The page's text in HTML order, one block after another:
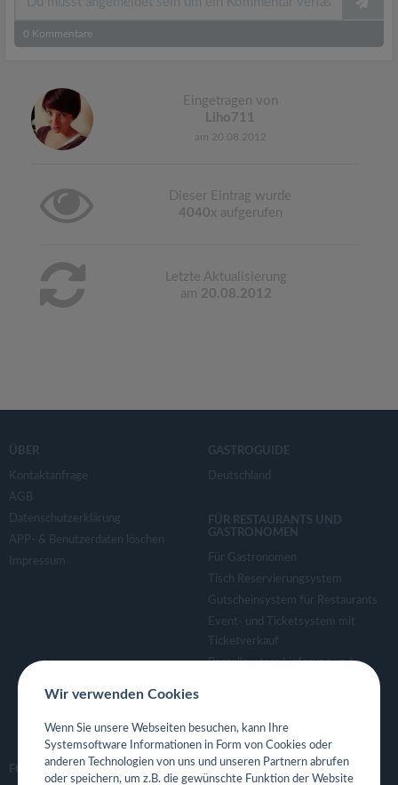
0 Kommentare
Eingetragen von
Liho711
am 20.08.2012
Dieser Eintrag wurde
4040x aufgerufen
Letzte Aktualisierung
am 20.08.2012
ÜBER
Kontaktanfrage
AGB
Datenschutzerklärung
APP- & Benutzerdaten löschen
Impressum
GASTROGUIDE
Deutschland
FÜR RESTAURANTS UND
GASTRONOMEN
Für Gastronomen
Tisch Reservierungsystem
Gutscheinsystem für Restaurants
Event- und Ticketsystem mit
Ticketverkauf
Bestellsystem Lieferung und
Eigene App für Restaurant
FOLGE UNS
Wir verwenden Cookies
Wenn Sie unsere Webseiten besuchen, kann Ihre
Systemsoftware Informationen in Form von Cookies oder
anderen Technologien von uns und unseren Partnern abrufen
oder speichern, um z.B. die gewünschte Funktion der Website